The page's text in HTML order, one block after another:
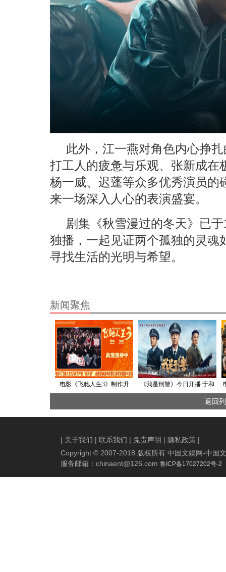
此外，江一燕对角色内心挣
打工人的疲惫与乐观、张新成在
杨一威、迟蓬等众多优秀演员的
来一场深入人心的表演盛宴。
剧集《秋雪漫过的冬天》已
独播，一起见证两个孤独的灵魂
寻找生活的光明与希望。
新闻聚焦
电影《飞驰人生3》制作升
观众皆收获震撼与感动
《我是刑警》今日开播 于和
伟携手实力派阵容恢弘演绎
真实警魂
返回
| 关于我们 | 联系我们 | 免责声明 | 隐私政策 |
Copyright © 2007-2018 版权所有 中国文娱网-中国
服务邮箱： chinaent@126.com 鲁ICP备17027202号-2